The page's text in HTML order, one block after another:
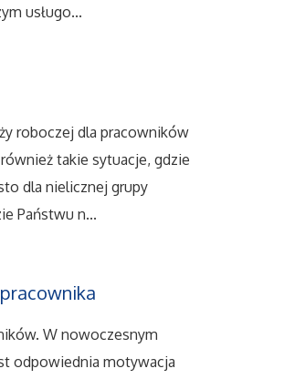
usługo...
roboczej dla pracowników
takie sytuacje, gdzie
dla nielicznej grupy
Państwu n...
W nowoczesnym
odpowiednia motywacja